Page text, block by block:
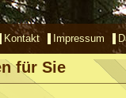
Kontakt Impressum
für Sie